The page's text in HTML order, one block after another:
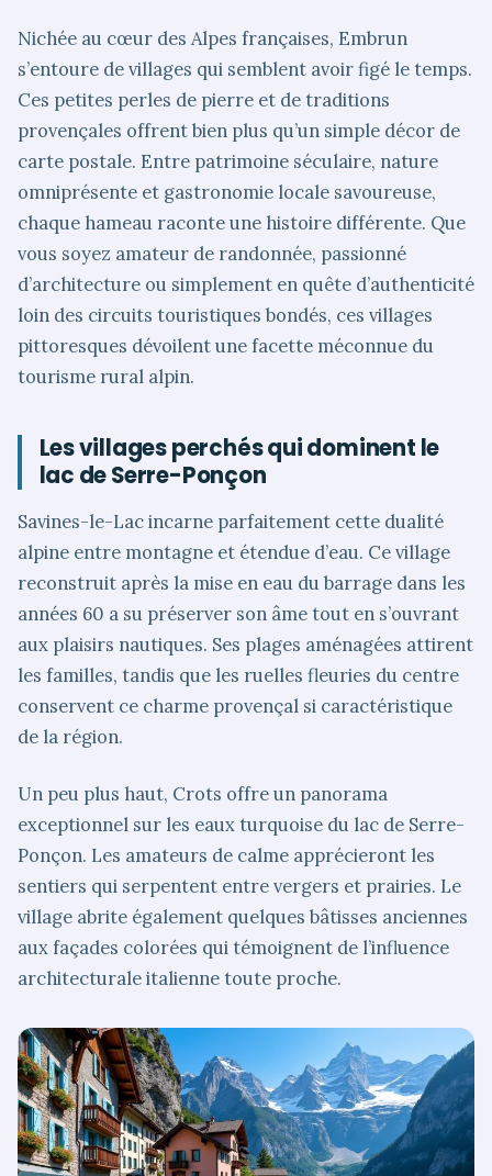
Nichée au cœur des Alpes françaises, Embrun
s’entoure de villages qui semblent avoir figé le temps.
Ces petites perles de pierre et de traditions
provençales offrent bien plus qu’un simple décor de
carte postale. Entre patrimoine séculaire, nature
omniprésente et gastronomie locale savoureuse,
chaque hameau raconte une histoire différente. Que
vous soyez amateur de randonnée, passionné
d’architecture ou simplement en quête d’authenticité
loin des circuits touristiques bondés, ces villages
pittoresques dévoilent une facette méconnue du
tourisme rural alpin.
Les villages perchés qui dominent le
lac de Serre-Ponçon
Savines-le-Lac incarne parfaitement cette dualité
alpine entre montagne et étendue d’eau. Ce village
reconstruit après la mise en eau du barrage dans les
années 60 a su préserver son âme tout en s’ouvrant
aux plaisirs nautiques. Ses plages aménagées attirent
les familles, tandis que les ruelles fleuries du centre
conservent ce charme provençal si caractéristique
de la région.
Un peu plus haut, Crots offre un panorama
exceptionnel sur les eaux turquoise du lac de Serre-
Ponçon. Les amateurs de calme apprécieront les
sentiers qui serpentent entre vergers et prairies. Le
village abrite également quelques bâtisses anciennes
aux façades colorées qui témoignent de l’influence
architecturale italienne toute proche.